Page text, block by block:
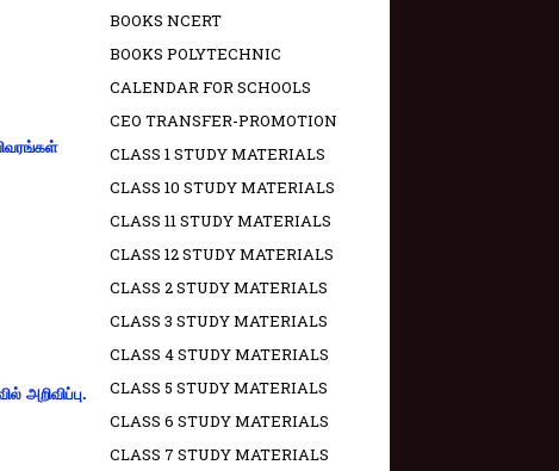
அறிவிப்பு.
BOOKS NCERT
BOOKS POLYTECHNIC
CALENDAR FOR SCHOOLS
CEO TRANSFER-PROMOTION
CLASS 1 STUDY MATERIALS
CLASS 10 STUDY MATERIALS
CLASS 11 STUDY MATERIALS
CLASS 12 STUDY MATERIALS
CLASS 2 STUDY MATERIALS
CLASS 3 STUDY MATERIALS
CLASS 4 STUDY MATERIALS
CLASS 5 STUDY MATERIALS
CLASS 6 STUDY MATERIALS
CLASS 7 STUDY MATERIALS